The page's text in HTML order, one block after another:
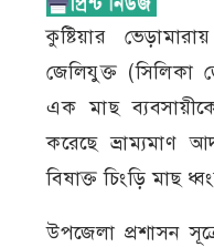
কুষ্টিয়ার
জেলিযুক্ত (সিলিকা
এক মাছ
করেছে ভ্রাম্যমাণ
বিষাক্ত চিংড়ি মাছ
উপজেলা প্রশাসন